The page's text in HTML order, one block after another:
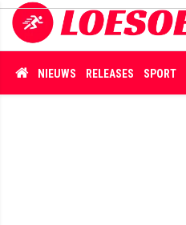
NIEUWS RELEASES SPORT